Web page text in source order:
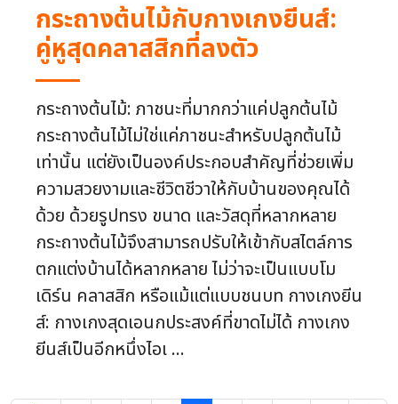
กระถางต้นไม้กับกางเกงยีนส์:
คู่หูสุดคลาสสิกที่ลงตัว
กระถางต้นไม้: ภาชนะที่มากกว่าแค่ปลูกต้นไม้
กระถางต้นไม้ไม่ใช่แค่ภาชนะสำหรับปลูกต้นไม้
เท่านั้น แต่ยังเป็นองค์ประกอบสำคัญที่ช่วยเพิ่ม
ความสวยงามและชีวิตชีวาให้กับบ้านของคุณได้
ด้วย ด้วยรูปทรง ขนาด และวัสดุที่หลากหลาย
กระถางต้นไม้จึงสามารถปรับให้เข้ากับสไตล์การ
ตกแต่งบ้านได้หลากหลาย ไม่ว่าจะเป็นแบบโม
เดิร์น คลาสสิก หรือแม้แต่แบบชนบท กางเกงยีน
ส์: กางเกงสุดเอนกประสงค์ที่ขาดไม่ได้ กางเกง
ยีนส์เป็นอีกหนึ่งไอเ ...